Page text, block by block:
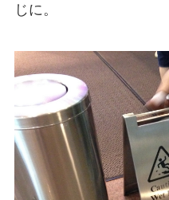
じに。